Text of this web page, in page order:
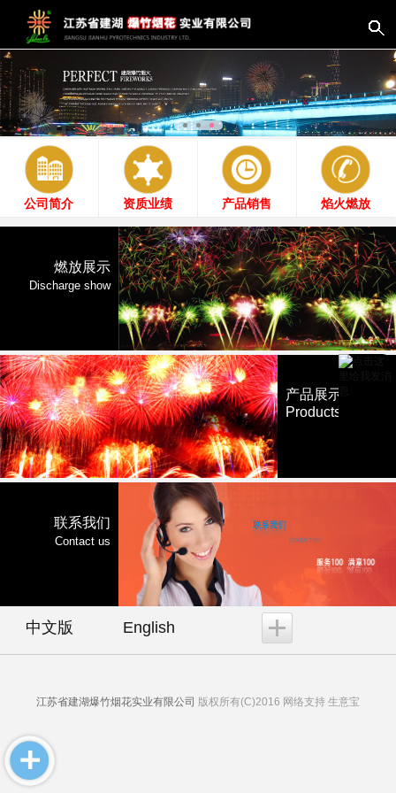
公司简介 资质业绩 产品销售 焰火燃放
燃放展示
Discharge show
产品展示
Products
联系我们
Contact us
中文版 English
江苏省建湖爆竹烟花实业有限公司 版权所有(C)2016 网络支持 生意宝